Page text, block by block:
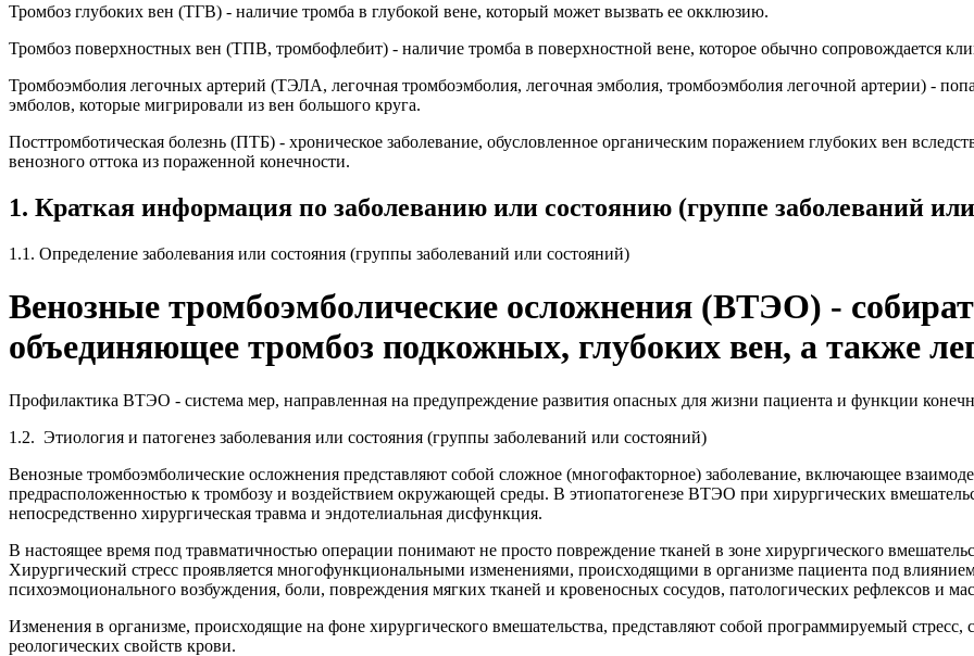
Тромбоз глубоких вен (ТГВ) - наличие тромба в глубокой вене, который может вызвать ее окклюзию.
Тромбоз поверхностных вен (ТПВ, тромбофлебит) - наличие тромба в поверхностной вене, которое обычно сопровождается
Тромбоэмболия легочных артерий (ТЭЛА, легочная тромбоэмболия, легочная эмболия, тромбоэмболия легочной артерии) -
эмболов, которые мигрировали из вен большого круга.
Посттромботическая болезнь (ПТБ) - хроническое заболевание, обусловленное органическим поражением глубоких вен
венозного оттока из пораженной конечности.
1. Краткая информация по заболеванию или состоянию (группе заболеваний
1.1. Определение заболевания или состояния (группы заболеваний или состояний)
Венозные тромбоэмболические осложнения (ВТЭО) -
объединяющее тромбоз подкожных, глубоких вен, а также
Профилактика ВТЭО - система мер, направленная на предупреждение развития опасных для жизни пациента и функции
1.2. Этиология и патогенез заболевания или состояния (группы заболеваний или состояний)
Венозные тромбоэмболические осложнения представляют собой сложное (многофакторное) заболевание, включающее
предрасположенностью к тромбозу и воздействием окружающей среды. В этиопатогенезе ВТЭО при хирургических
непосредственно хирургическая травма и эндотелиальная дисфункция.
В настоящее время под травматичностью операции понимают не просто повреждение тканей в зоне хирургического
Хирургический стресс проявляется многофункциональными изменениями, происходящими в организме пациента под
психоэмоционального возбуждения, боли, повреждения мягких тканей и кровеносных сосудов, патологических рефлексов и
Изменения в организме, происходящие на фоне хирургического вмешательства, представляют собой программируемый стресс,
реологических свойств крови.